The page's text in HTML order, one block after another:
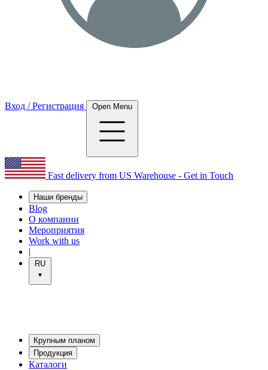
Вход / Регистрация Open Menu
Fast delivery from US Warehouse - Get in Touch
Наши бренды
Blog
О компании
Мероприятия
Work with us
|
RU
Крупным планом
Продукция
Каталоги